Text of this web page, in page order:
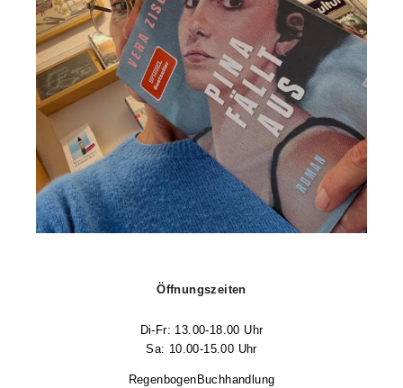
Öffnungszeiten
Di-Fr: 13.00-18.00 Uhr
Sa: 10.00-15.00 Uhr
RegenbogenBuchhandlung